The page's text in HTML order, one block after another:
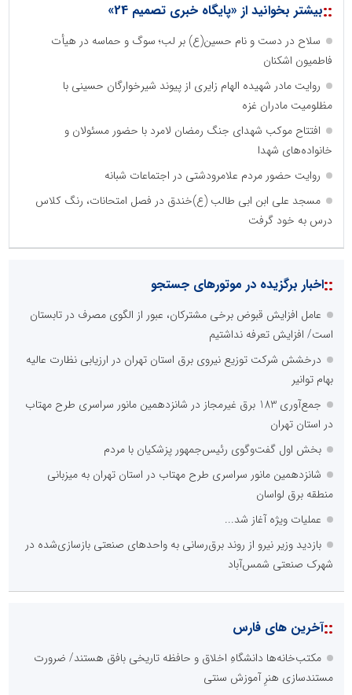
::بیشتر بخوانید از «پایگاه خبری تصمیم 24»
سلاح در دست و نام حسین(ع) بر لب؛ سوگ و حماسه در هیأت
فاطمیون اشکنان
روایت مادر شهیده الهام زایری از پیوند شیرخوارگان حسینی با
مظلومیت مادران غزه
افتتاح موکب شهدای جنگ رمضان لامرد با حضور مسئولان و
خانواده‌های شهدا
روایت حضور مردم علامرودشتی در اجتماعات شبانه
مسجد علی ابن ابی طالب (ع)خندق در فصل امتحانات، رنگ کلاس
درس به خود گرفت
::اخبار برگزیده در موتورهای جستجو
عامل افزایش قبوض برخی مشترکان، عبور از الگوی مصرف در تابستان
است/ افزایش تعرفه نداشتیم
درخشش شرکت توزیع نیروی برق استان تهران در ارزیابی نظارت عالیه
بهام توانیر
جمع‌آوری 183 برق غیرمجاز در شانزدهمین مانور سراسری طرح مهتاب
در استان تهران
بخش اول گفت‌وگوی رئیس‌جمهور پزشکیان با مردم
شانزدهمین مانور سراسری طرح مهتاب در استان تهران به میزبانی
منطقه برق لواسان
عملیات ویژه آغاز شد...
بازدید وزیر نیرو از روند برق‌رسانی به واحدهای صنعتی بازسازی‌شده در
شهرک صنعتی شمس‌آباد
::آخرین های فارس
مکتب‌خانه‌ها دانشگاهِ اخلاق و حافظه تاریخی بافق هستند/ ضرورت
مستندسازی هنرِ آموزش سنتی